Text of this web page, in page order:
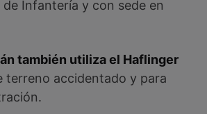
de Infantería y con sede en
también utiliza el Haflinger
terreno accidentado y para